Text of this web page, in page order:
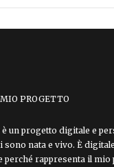
PROGETTO
un progetto digitale e
nata e vivo. È
perché rappresenta il